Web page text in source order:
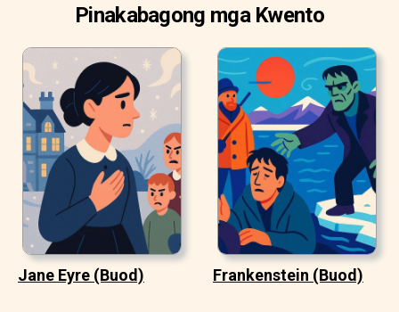
Pinakabagong mga Kwento
Jane Eyre (Buod) Frankenstein (Buod)